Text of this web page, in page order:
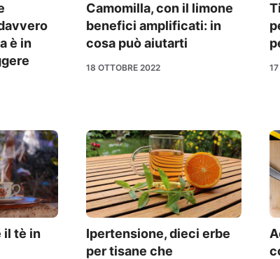
è in
Camomilla, con il limone
benefici amplificati: in
cosa può aiutarti
18 OTTOBRE 2022
il tè in
Ipertensione, dieci erbe
per tisane che